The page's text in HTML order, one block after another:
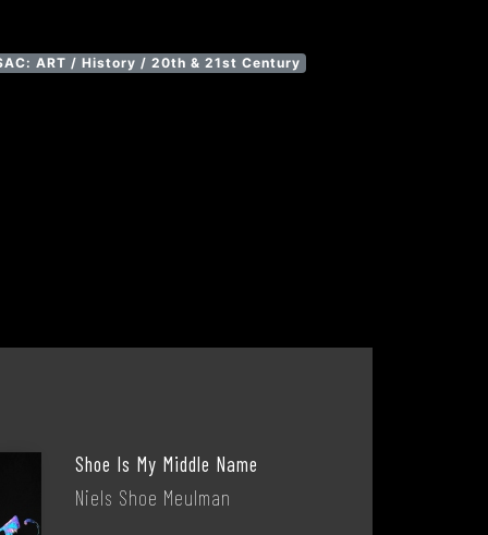
ART / History / 20th & 21st Century
Shoe Is My Middle Name
Niels Shoe Meulman